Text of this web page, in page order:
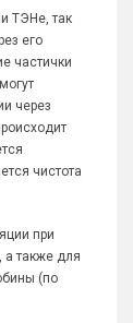
ТЭНе, так
его
частички
через
чистота
при
а также для
(по